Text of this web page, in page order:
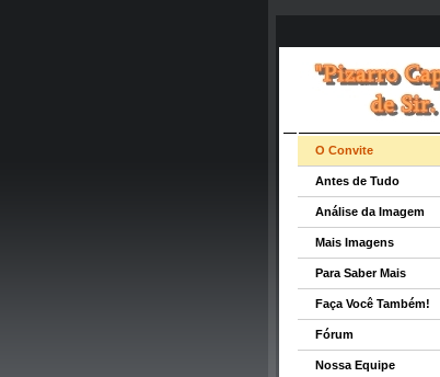
O Convite
Antes de Tudo
Análise da Imagem
Mais Imagens
Para Saber Mais
Faça Você Também!
Fórum
Nossa Equipe